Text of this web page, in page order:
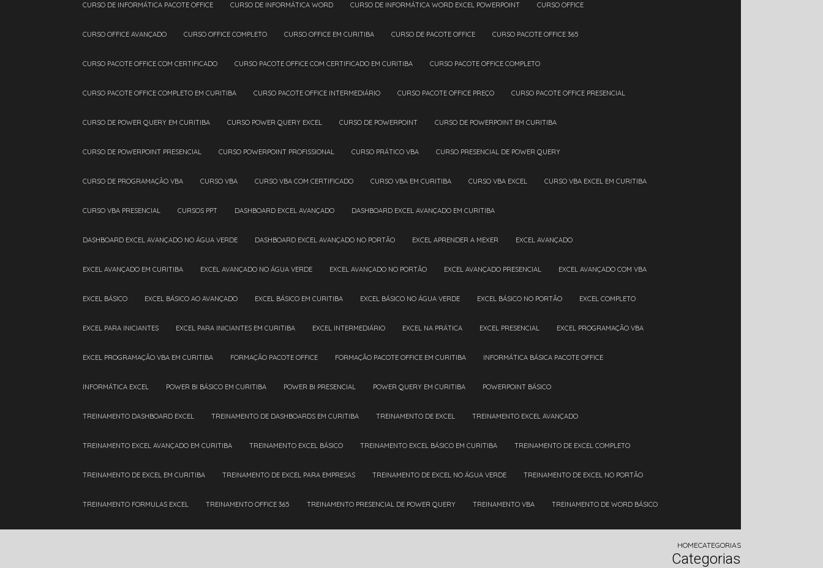
CURSO DE INFORMÁTICA PACOTE OFFICE CURSO DE INFORMÁTICA WORD CURSO DE INFORMÁTICA WORD EXCEL POWERPOINT CURSO OFFICE
CURSO OFFICE AVANÇADO CURSO OFFICE COMPLETO CURSO OFFICE EM CURITIBA CURSO DE PACOTE OFFICE CURSO PACOTE OFFICE 365
CURSO PACOTE OFFICE COM CERTIFICADO CURSO PACOTE OFFICE COM CERTIFICADO EM CURITIBA CURSO PACOTE OFFICE COMPLETO
CURSO PACOTE OFFICE COMPLETO EM CURITIBA CURSO PACOTE OFFICE INTERMEDIÁRIO CURSO PACOTE OFFICE PREÇO CURSO PACOTE OFFICE PRESENCIAL
CURSO DE POWER QUERY EM CURITIBA CURSO POWER QUERY EXCEL CURSO DE POWERPOINT CURSO DE POWERPOINT EM CURITIBA
CURSO DE POWERPOINT PRESENCIAL CURSO POWERPOINT PROFISSIONAL CURSO PRÁTICO VBA CURSO PRESENCIAL DE POWER QUERY
CURSO DE PROGRAMAÇÃO VBA CURSO VBA CURSO VBA COM CERTIFICADO CURSO VBA EM CURITIBA CURSO VBA EXCEL CURSO VBA EXCEL EM CURITIBA
CURSO VBA PRESENCIAL CURSOS PPT DASHBOARD EXCEL AVANÇADO DASHBOARD EXCEL AVANÇADO EM CURITIBA
DASHBOARD EXCEL AVANÇADO NO ÁGUA VERDE DASHBOARD EXCEL AVANÇADO NO PORTÃO EXCEL APRENDER A MEXER EXCEL AVANÇADO
EXCEL AVANÇADO EM CURITIBA EXCEL AVANÇADO NO ÁGUA VERDE EXCEL AVANÇADO NO PORTÃO EXCEL AVANÇADO PRESENCIAL EXCEL AVANÇADO COM VBA
EXCEL BÁSICO EXCEL BÁSICO AO AVANÇADO EXCEL BÁSICO EM CURITIBA EXCEL BÁSICO NO ÁGUA VERDE EXCEL BÁSICO NO PORTÃO EXCEL COMPLETO
EXCEL PARA INICIANTES EXCEL PARA INICIANTES EM CURITIBA EXCEL INTERMEDIÁRIO EXCEL NA PRÁTICA EXCEL PRESENCIAL EXCEL PROGRAMAÇÃO VBA
EXCEL PROGRAMAÇÃO VBA EM CURITIBA FORMAÇÃO PACOTE OFFICE FORMAÇÃO PACOTE OFFICE EM CURITIBA INFORMÁTICA BÁSICA PACOTE OFFICE
INFORMÁTICA EXCEL POWER BI BÁSICO EM CURITIBA POWER BI PRESENCIAL POWER QUERY EM CURITIBA POWERPOINT BÁSICO
TREINAMENTO DASHBOARD EXCEL TREINAMENTO DE DASHBOARDS EM CURITIBA TREINAMENTO DE EXCEL TREINAMENTO EXCEL AVANÇADO
TREINAMENTO EXCEL AVANÇADO EM CURITIBA TREINAMENTO EXCEL BÁSICO TREINAMENTO EXCEL BÁSICO EM CURITIBA TREINAMENTO DE EXCEL COMPLETO
TREINAMENTO DE EXCEL EM CURITIBA TREINAMENTO DE EXCEL PARA EMPRESAS TREINAMENTO DE EXCEL NO ÁGUA VERDE TREINAMENTO DE EXCEL NO PORTÃO
TREINAMENTO FORMULAS EXCEL TREINAMENTO OFFICE 365 TREINAMENTO PRESENCIAL DE POWER QUERY TREINAMENTO VBA TREINAMENTO DE WORD BÁSICO
HOMECATEGORIAS
Categorias